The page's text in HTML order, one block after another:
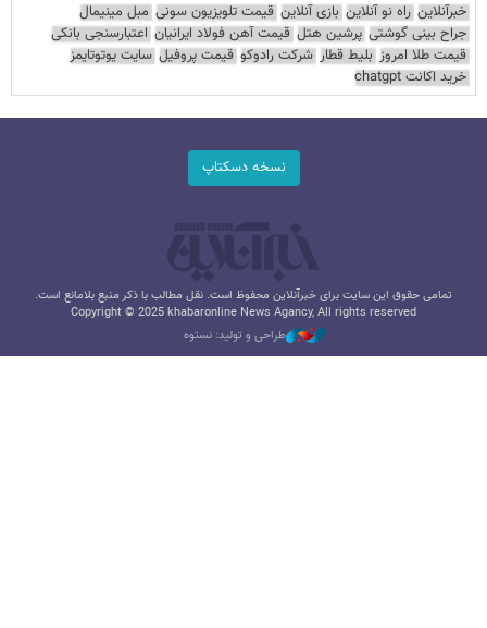
خبرآنلاین راه نو آنلاین بازی آنلاین قیمت تلویزیون سونی مبل مینیمال
جراح بینی گوشتی پرشین هتل قیمت آهن فولاد ایرانیان اعتبارسنجی بانکی
قیمت طلا امروز بلیط قطار شرکت رادوکو قیمت پروفیل سایت یوتوتایمز
خرید اکانت chatgpt
نسخه دسکتاپ
تمامی حقوق این سایت برای خبرآنلاین محفوظ است. نقل مطالب با ذکر منبع بلامانع است.
Copyright © 2025 khabaronline News Agancy, All rights reserved
طراحی و تولید: نستوه